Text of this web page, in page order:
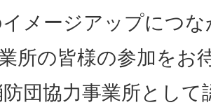
メージアップにつ
所の皆様の参加をお
団協力事業所とし